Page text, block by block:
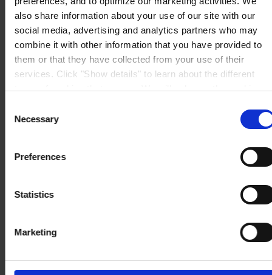
also share information about your use of our site with our
social media, advertising and analytics partners who may
combine it with other information that you have provided to
them or that they have collected from your use of their
services. Click "Show details" to learn about the different
types of cookies that we use. We will only use the cookies
cookies after having received your consent. You may
withdraw your consent at any time by using the link in our
. If you would like to know more how we
process your personal data, please visit our
Selection
Necessary
Preferences
Statistics
Marketing
Fax:
+39 (010) 8356950
Mail:HempelItaly@hempel.com